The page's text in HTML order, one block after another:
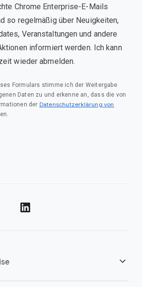
Chrome Enterprise-E-Mails
so regelmäßig über Neuigkeiten,
Veranstaltungen und andere
informiert werden. Ich kann
wieder abmelden.
Formulars stimme ich der Weitergabe
Daten zu und erkenne an, dass die von
der Datenschutzerklärung von